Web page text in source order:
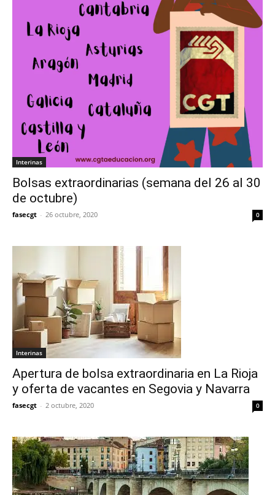
Interinas
Bolsas extraordinarias (semana del 26 al 30
de octubre)
fasecgt - 26 octubre, 2020 0
Interinas
Apertura de bolsa extraordinaria en La Rioja
y oferta de vacantes en Segovia y Navarra
fasecgt - 2 octubre, 2020 0